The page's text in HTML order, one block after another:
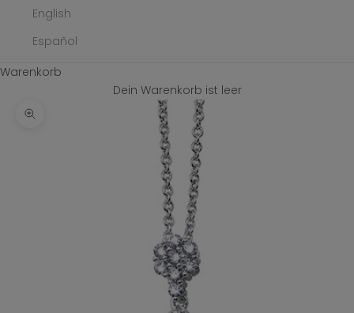
English
Español
Warenkorb
Dein Warenkorb ist leer
Bild vergrößern